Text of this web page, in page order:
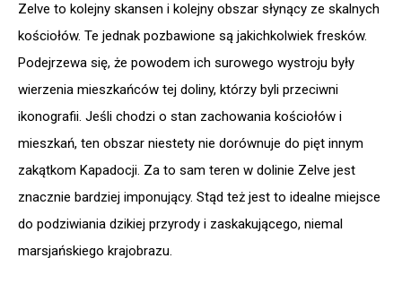
Zelve to kolejny skansen i kolejny obszar słynący ze skalnych
kościołów. Te jednak pozbawione są jakichkolwiek fresków.
Podejrzewa się, że powodem ich surowego wystroju były
wierzenia mieszkańców tej doliny, którzy byli przeciwni
ikonografii. Jeśli chodzi o stan zachowania kościołów i
mieszkań, ten obszar niestety nie dorównuje do pięt innym
zakątkom Kapadocji. Za to sam teren w dolinie Zelve jest
znacznie bardziej imponujący. Stąd też jest to idealne miejsce
do podziwiania dzikiej przyrody i zaskakującego, niemal
marsjańskiego krajobrazu.